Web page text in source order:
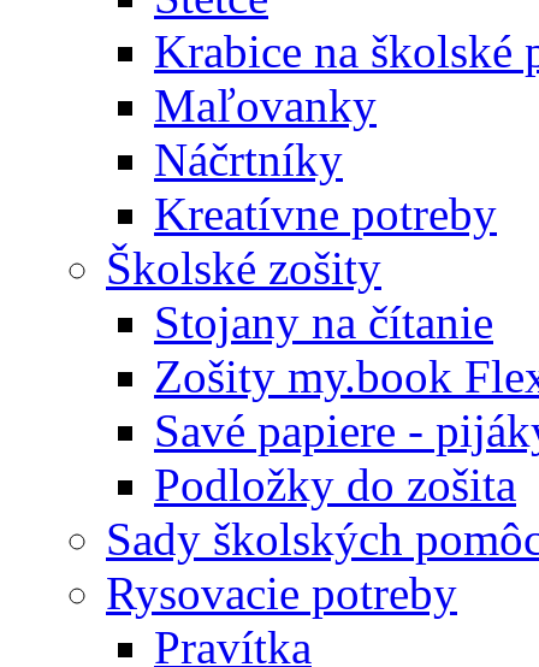
Krabice na školské
Maľovanky
Náčrtníky
Kreatívne potreby
Školské zošity
Stojany na čítanie
Zošity my.book
Savé papiere -
Podložky do zošita
Sady školských
Rysovacie potreby
Pravítka